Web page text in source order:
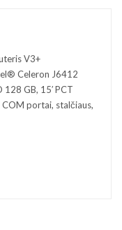
V3+
Celeron J6412
GB, 15′ PCT
portai, stalčiaus,